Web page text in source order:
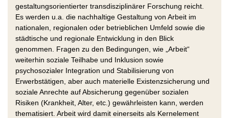
gestaltungsorientierter transdisziplinärer Forschung reicht.
Es werden u.a. die nachhaltige Gestaltung von Arbeit im
nationalen, regionalen oder betrieblichen Umfeld sowie die
städtische und regionale Entwicklung in den Blick
genommen. Fragen zu den Bedingungen, wie „Arbeit“
weiterhin soziale Teilhabe und Inklusion sowie
psychosozialer Integration und Stabilisierung von
Erwerbstätigen, aber auch materielle Existenzsicherung und
soziale Anrechte auf Absicherung gegenüber sozialen
Risiken (Krankheit, Alter, etc.) gewährleisten kann, werden
thematisiert. Arbeit wird damit einerseits als Kernelement